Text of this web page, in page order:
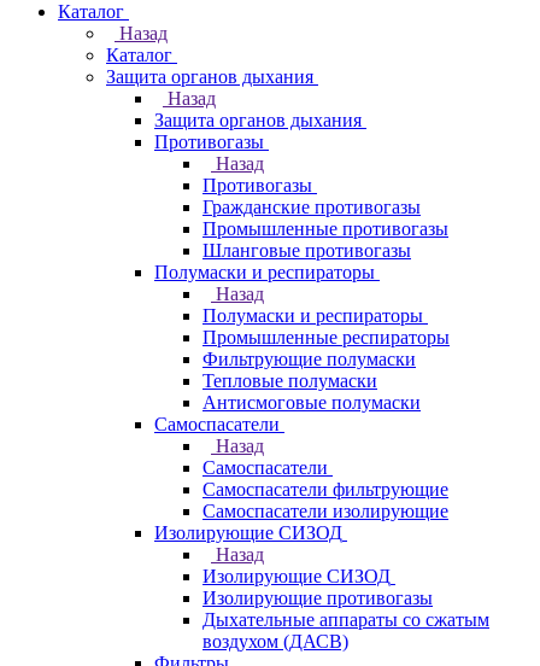
Каталог
Назад
Каталог
Защита органов дыхания
Назад
Защита органов дыхания
Противогазы
Назад
Противогазы
Гражданские противогазы
Промышленные противогазы
Шланговые противогазы
Полумаски и респираторы
Назад
Полумаски и респираторы
Промышленные респираторы
Фильтрующие полумаски
Тепловые полумаски
Антисмоговые полумаски
Самоспасатели
Назад
Самоспасатели
Самоспасатели фильтрующие
Самоспасатели изолирующие
Изолирующие СИЗОД
Назад
Изолирующие СИЗОД
Изолирующие противогазы
Дыхательные аппараты со сжатым
воздухом (ДАСВ)